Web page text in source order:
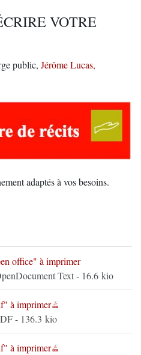
VOTRE
public, Jérôme Lucas,
adaptés à vos besoins.
office" à imprimer
Text- 16.6 kio
à imprimer
- 136.3 kio
à imprimer